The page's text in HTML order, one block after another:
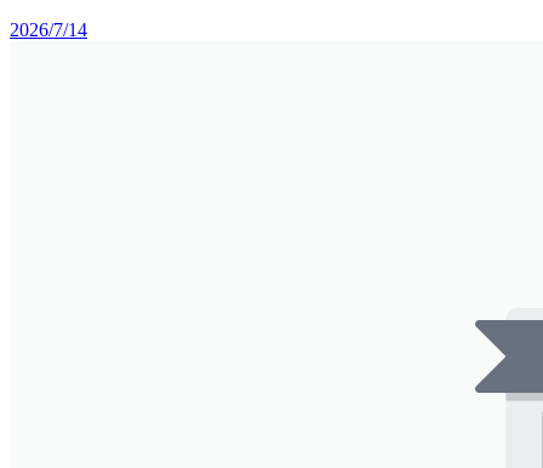
2026/7/14